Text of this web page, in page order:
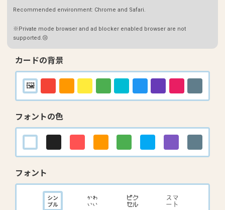
Recommended environment: Chrome and Safari.
※Private mode browser and ad blocker enabled browser are not
supported.😢
カードの背景
フォントの色
フォント